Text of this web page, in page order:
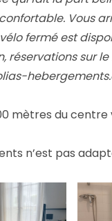
Vous
fermé est
réservations sur
mètres du
n’est pas